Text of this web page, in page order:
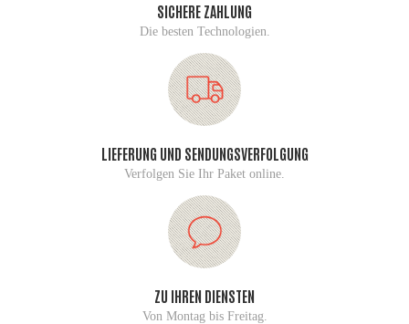
SICHERE ZAHLUNG
Die besten Technologien.
LIEFERUNG UND SENDUNGSVERFOLGUNG
Verfolgen Sie Ihr Paket online.
ZU IHREN DIENSTEN
Von Montag bis Freitag.